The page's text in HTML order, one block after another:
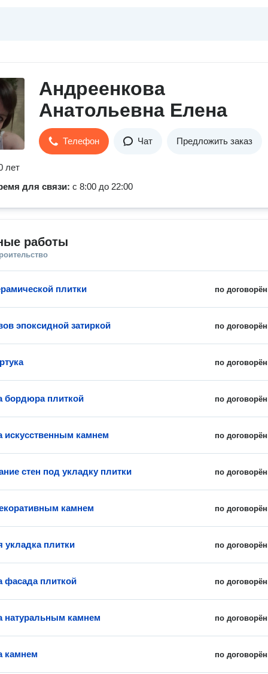
Андреенкова
Анатольевна Елена
Телефон Чат Предложить заказ
лет
для связи: с 8:00 до 22:00
работы
по
плитки
по
эпоксидной затиркой
по
по
бордюра плиткой
по
искусственным камнем
по
стен под укладку плитки
по
камнем
по
укладка плитки
по
фасада плиткой
по
натуральным камнем
по
камнем